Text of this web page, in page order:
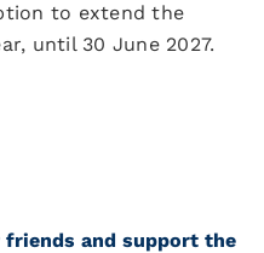
to extend the
until 30 June 2027.
and support the